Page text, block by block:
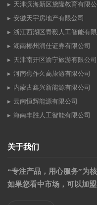
天津滨海新区黛隆教育有限公
安徽天宇房地产有限公司
浙江西湖区青毅人工智能有
湖南郴州润仕证券有限公司
天津南开区渝宁旅游有限公司
河南焦作久高旅游有限公司
内蒙古鑫兴新能源有限公司
云南恒辉能源有限公司
海南丰胜人工智能有限公司
关于我们
“专注产品，用心服务”为
如果您看中市场，可以加盟